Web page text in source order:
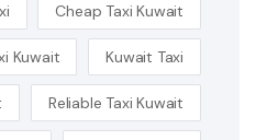
Cheap Taxi Kuwait
Kuwait Taxi
Kuwait
Reliable Taxi Kuwait